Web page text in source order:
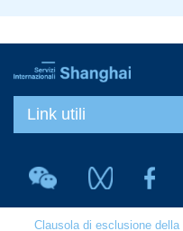
Link utili
Clausola di esclusione della